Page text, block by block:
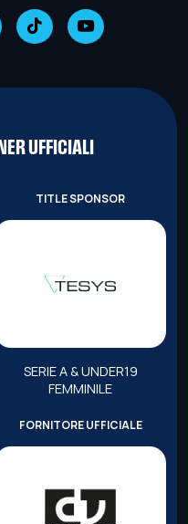
UFFICIALI
TITLE SPONSOR
SERIE A & UNDER19
FEMMINILE
FORNITORE UFFICIALE